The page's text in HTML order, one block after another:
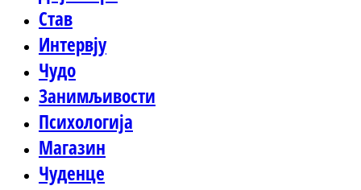
Став
Интервју
Чудо
Занимљивости
Психологија
Магазин
Чуденце